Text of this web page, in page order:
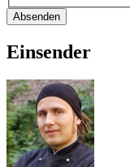
Absenden
Einsender